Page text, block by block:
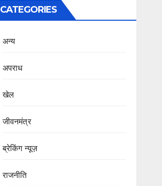
CATEGORIES
अन्य
अपराध
खेल
जीवनमंत्र
ब्रेकिंग न्यूज़
राजनीति